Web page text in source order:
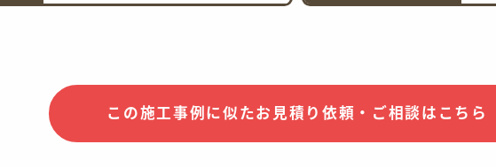
この施工事例に似たお見積り依頼・ご相談はこちら